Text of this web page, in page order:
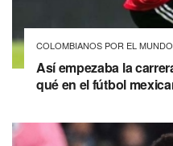
COLOMBIANOS POR EL MUNDO
Así empezaba la
qué en el fútbol